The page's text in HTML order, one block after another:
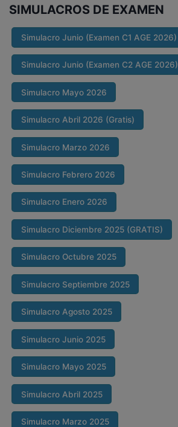
SIMULACROS DE EXAMEN
Simulacro Junio (Examen C1 AGE 2026)
Simulacro Junio (Examen C2 AGE 2026)
Simulacro Mayo 2026
Simulacro Abril 2026 (Gratis)
Simulacro Marzo 2026
Simulacro Febrero 2026
Simulacro Enero 2026
Simulacro Diciembre 2025 (GRATIS)
Simulacro Octubre 2025
Simulacro Septiembre 2025
Simulacro Agosto 2025
Simulacro Junio 2025
Simulacro Mayo 2025
Simulacro Abril 2025
Simulacro Marzo 2025